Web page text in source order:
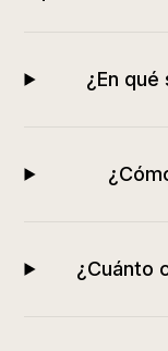
¿En
¿Cuánto